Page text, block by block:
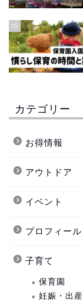
10
カテゴリー
お得情報
アウトドア
イベント
プロフィール
子育て
保育園
妊娠・出産